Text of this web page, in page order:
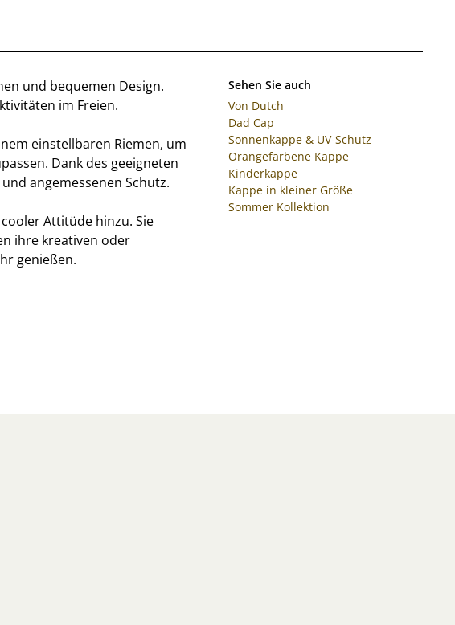
und bequemen Design.
im Freien.
einstellbaren Riemen, um
Dank des geeigneten
angemessenen Schutz.
Attitüde hinzu. Sie
ihre kreativen oder
genießen.
Sehen Sie auch
Von Dutch
Dad Cap
Sonnenkappe & UV-Schutz
Orangefarbene Kappe
Kinderkappe
Kappe in kleiner Größe
Sommer Kollektion